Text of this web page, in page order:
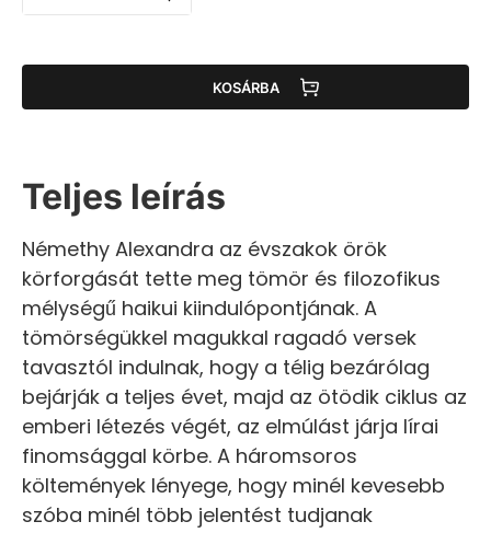
KOSÁRBA
Teljes leírás
Némethy Alexandra az évszakok örök
körforgását tette meg tömör és filozofikus
mélységű haikui kiindulópontjának. A
tömörségükkel magukkal ragadó versek
tavasztól indulnak, hogy a télig bezárólag
bejárják a teljes évet, majd az ötödik ciklus az
emberi létezés végét, az elmúlást járja lírai
finomsággal körbe. A háromsoros
költemények lényege, hogy minél kevesebb
szóba minél több jelentést tudjanak